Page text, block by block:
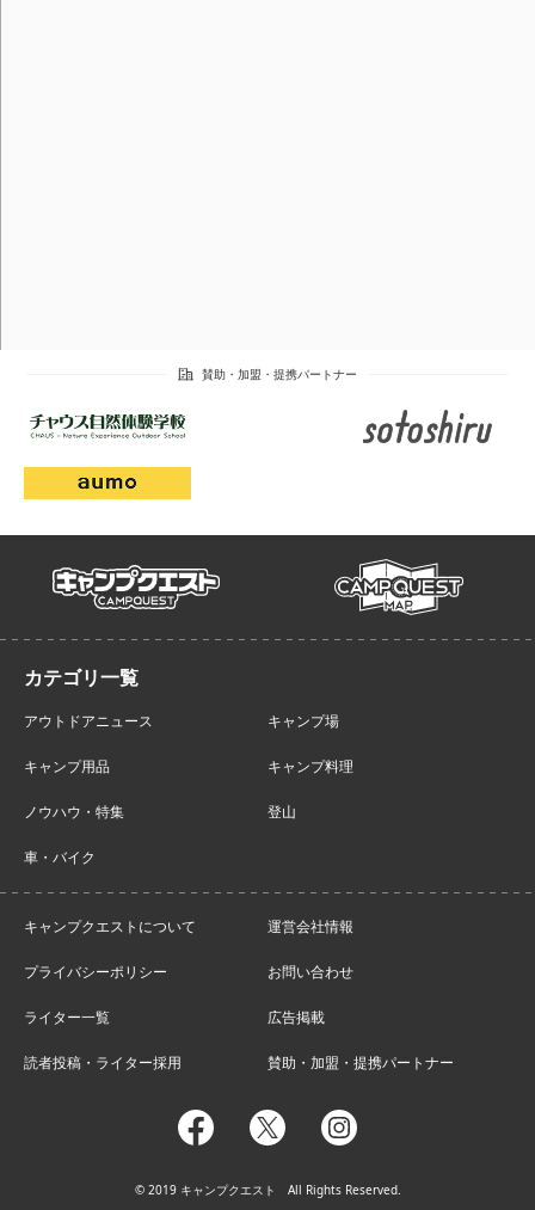
campquest campmap
アウトドアニュース キャンプ場
キャンプ用品 キャンプ料理
ノウハウ・特集 登山
車・バイク
キャンプクエストについて 運営会社情報
プライバシーポリシー お問い合わせ
ライター一覧 広告掲載
読者投稿・ライター採用 賛助・加盟・提携パートナー
facebooktwitter instagram
© 2019 キャンプクエスト All Rights Reserved.